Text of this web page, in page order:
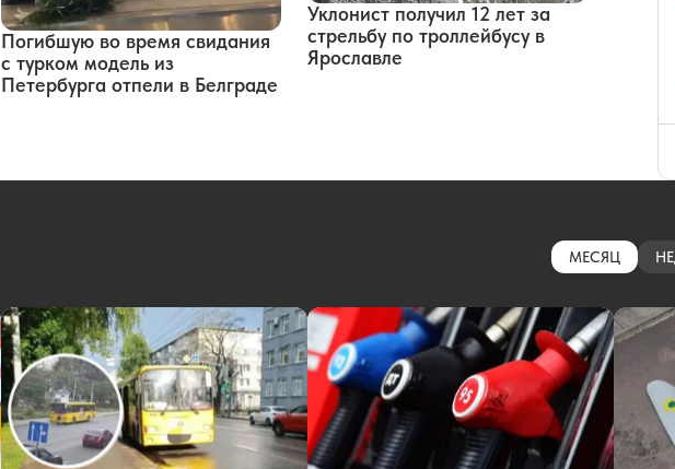
Погибшую во время свидания
с турком модель из
Петербурга отпели в Белграде
Уклонист получил 12 лет за
стрельбу по троллейбусу в
Ярославле
МЕСЯЦ